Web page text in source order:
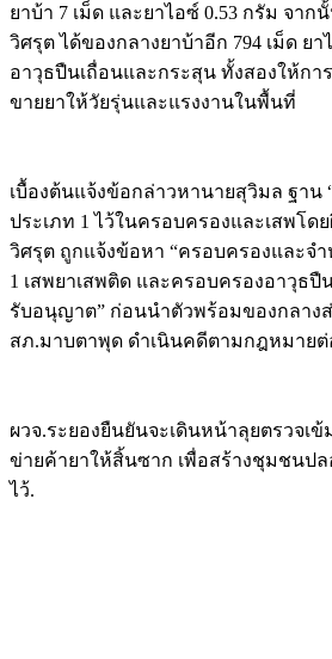
ยาบ้า 7 เม็ด และยาไอซ์ 0.53 กรัม จา
วิศรุต ได้ของกลางยาบ้าอีก 794 เม็ด ยา
อาวุธปืนเถื่อนและกระสุน ทั้งสองให้กา
ขายยาให้วัยรุ่นและแรงงานในพื้นที่
เบื้องต้นแจ้งข้อกล่าวหานายสุวิมล ฐาน
ประเภท 1 ไว้ในครอบครองและเสพโด
วิศรุต ถูกแจ้งข้อหา “ครอบครองและจ
1 เสพยาเสพติด และครอบครองอาวุธ
รับอนุญาต” ก่อนนำตัวพร้อมของกลาง
สภ.มาบตาพุด ดำเนินคดีตามกฎหมายต่
ผวจ.ระยองยืนยันจะเดินหน้าลุยตรวจเ
ข่ายค้ายาให้สิ้นซาก เพื่อสร้างชุมชนป
ไว้.